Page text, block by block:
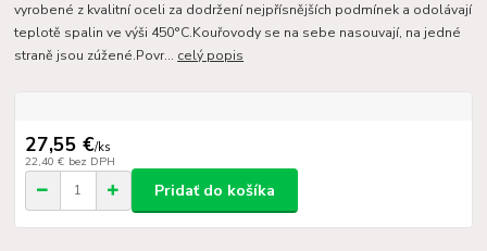
vyrobené z kvalitní oceli za dodržení nejpřísnějších podmínek a odolávají
teplotě spalin ve výši 450°C.Kouřovody se na sebe nasouvají, na jedné
straně jsou zúžené.Povr... celý popis
27,55 €/ks
22,40 € bez DPH
Pridať do košíka